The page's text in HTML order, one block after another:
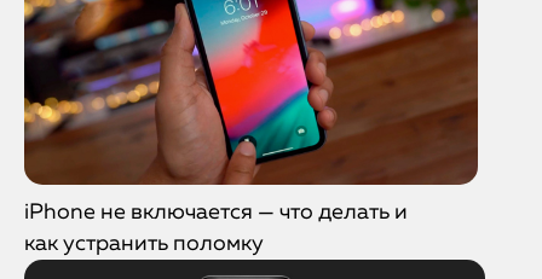
iPhone не включается — что делать и
как устранить поломку